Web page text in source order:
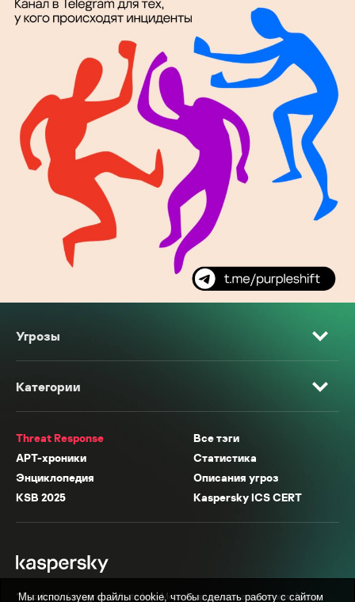
Угрозы
Категории
Threat Response
Все тэги
APT-хроники
Статистика
Энциклопедия
Описания угроз
KSB 2025
Kaspersky ICS CERT
* Facebook, Instagram, WhatsApp, Meta AI принадлежат компании Meta,
Мы используем файлы cookie, чтобы сделать работу с сайтом